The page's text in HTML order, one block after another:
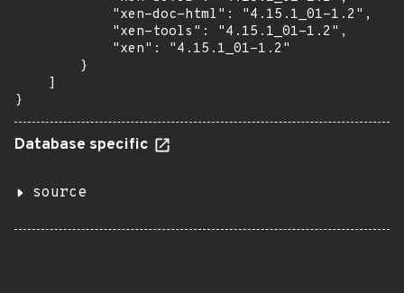
            "xen-doc-html": "4.15.1_01-1.2",
            "xen-tools": "4.15.1_01-1.2",
            "xen": "4.15.1_01-1.2"
        }
    ]
}
Database specific
source